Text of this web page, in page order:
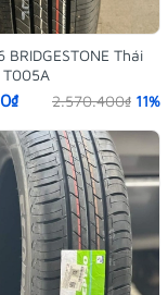
BRIDGESTONE Thái
T005A
2.570.400₫ 11%